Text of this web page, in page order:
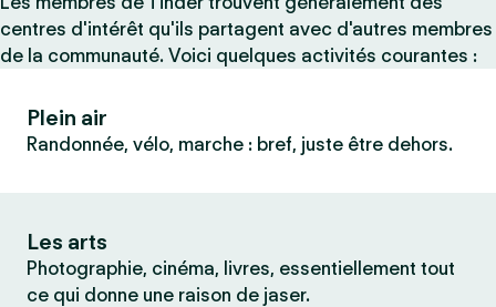
centres d'intérêt qu'ils partagent avec d'autres membres
de la communauté. Voici quelques activités courantes :
Plein air
Randonnée, vélo, marche : bref, juste être dehors.
Les arts
Photographie, cinéma, livres, essentiellement tout
ce qui donne une raison de jaser.